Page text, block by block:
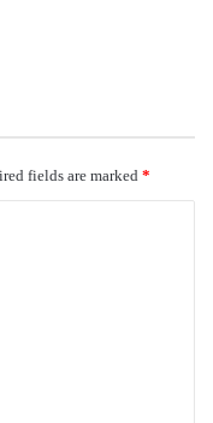
fields are marked *